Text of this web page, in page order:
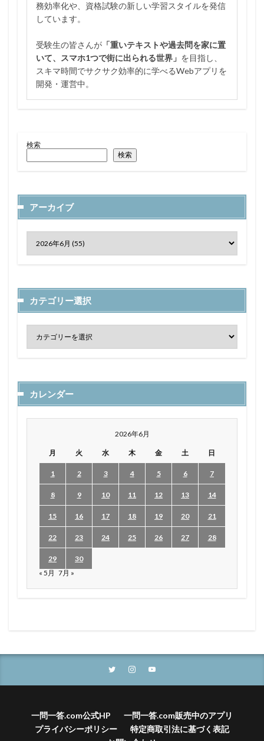
務効率化や、資格試験の新しい学習スタイルを発信
しています。
受験生の皆さんが 「重いテキストや過去問を家に置
いて、スマホ1つで街に出られる世界」 を目指し、
スキマ時間でサクサク効率的に学べるWebアプリを
開発・運営中。
検索
検索
アーカイブ
カテゴリー選択
カレンダー
2026年6月
月 火 水 木 金 土 日
1 2 3 4 5 6 7
8 9 10 11 12 13 14
15 16 17 18 19 20 21
22 23 24 25 26 27 28
29
30
« 5月 7月 »
一問一答.com公式HP
一問一答.com販売中のアプリ
プライバシーポリシー
特定商取引法に基づく表記